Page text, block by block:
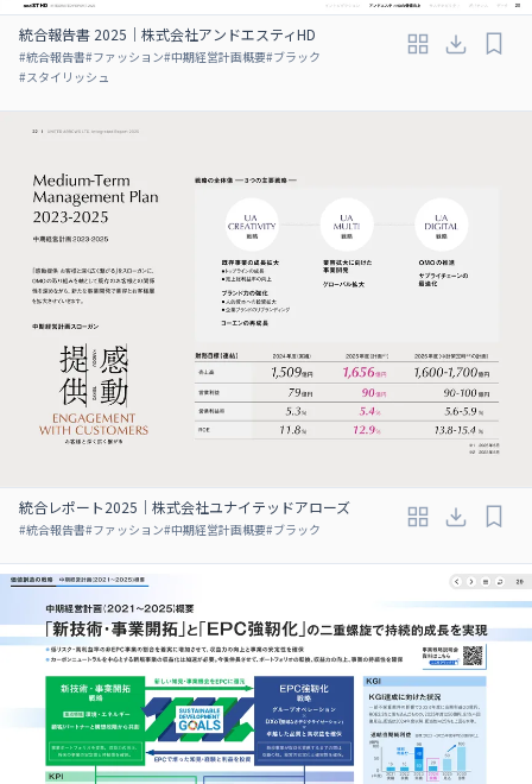
統合報告書 2025｜株式会社アンドエスティHD
#統合報告書#ファッション#中期経営計画概要#ブラック
#スタイリッシュ
統合レポート2025｜株式会社ユナイテッドアローズ
#統合報告書#ファッション#中期経営計画概要#ブラック